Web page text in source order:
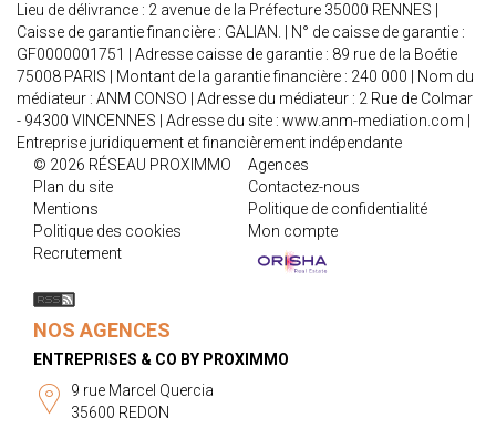
Lieu de délivrance : 2 avenue de la Préfecture 35000 RENNES |
Caisse de garantie financière : GALIAN. | N° de caisse de garantie :
GF0000001751 | Adresse caisse de garantie : 89 rue de la Boétie
75008 PARIS | Montant de la garantie financière : 240 000 | Nom du
médiateur : ANM CONSO | Adresse du médiateur : 2 Rue de Colmar
- 94300 VINCENNES | Adresse du site : www.anm-mediation.com
Entreprise juridiquement et financièrement indépendante
© 2026 RÉSEAU PROXIMMO
Agences
Plan du site
Contactez-nous
Mentions
Politique de confidentialité
Politique des cookies
Mon compte
Recrutement
NOS AGENCES
ENTREPRISES & CO BY PROXIMMO
9 rue Marcel Quercia
35600 REDON